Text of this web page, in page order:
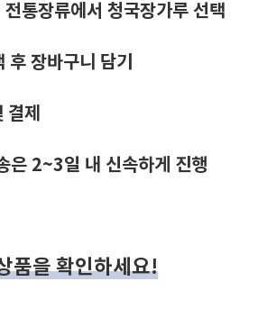
통장류에서 청국장가루 선택
후 장바구니 담기
제
은 2~3일 내 신속하게 진행
품을 확인하세요!